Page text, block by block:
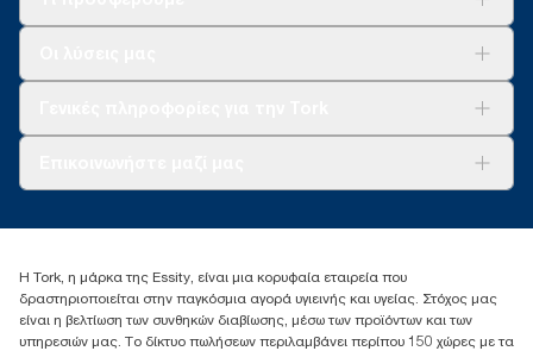
+302102705722
17th klm.National Road Athens-Lamia &2 Kalamatas
14564 N.Kifissia, Athens-Greece
Mob: +306932474930 (για Ελλάδα & Κύπρο)
Η Tork, η μάρκα της Essity, είναι μια κορυφαία εταιρεία που
δραστηριοποιείται στην παγκόσμια αγορά υγιεινής και υγείας. Στόχος μας
είναι η βελτίωση των συνθηκών διαβίωσης, μέσω των προϊόντων και των
υπηρεσιών μας. Το δίκτυο πωλήσεων περιλαμβάνει περίπου 150 χώρες με τα